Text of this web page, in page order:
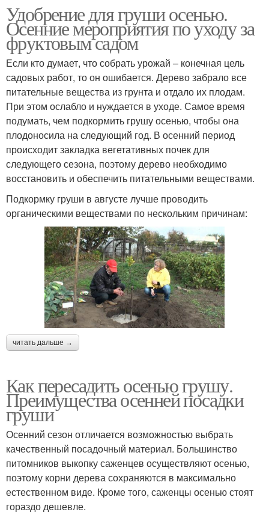
Удобрение для груши осенью.
Осенние мероприятия по уходу за
фруктовым садом
Если кто думает, что собрать урожай – конечная цель
садовых работ, то он ошибается. Дерево забрало все
питательные вещества из грунта и отдало их плодам.
При этом ослабло и нуждается в уходе. Самое время
подумать, чем подкормить грушу осенью, чтобы она
плодоносила на следующий год. В осенний период
происходит закладка вегетативных почек для
следующего сезона, поэтому дерево необходимо
восстановить и обеспечить питательными веществами.
Подкормку груши в августе лучше проводить
органическими веществами по нескольким причинам:
читать дальше →
Как пересадить осенью грушу.
Преимущества осенней посадки
груши
Осенний сезон отличается возможностью выбрать
качественный посадочный материал. Большинство
питомников выкопку саженцев осуществляют осенью,
поэтому корни дерева сохраняются в максимально
естественном виде. Кроме того, саженцы осенью стоят
гораздо дешевле.